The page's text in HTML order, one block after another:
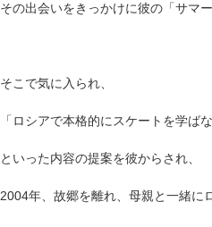
その出会いをきっかけに彼の「サマ
そこで気に入られ、
「ロシアで本格的にスケートを学ばな
といった内容の提案を彼からされ、
2004年、故郷を離れ、母親と一緒に